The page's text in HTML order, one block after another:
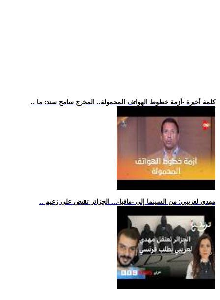
.. كلمة أخيرة -أزمة خطوط الهواتف المحمولة.. المخرج سامح سند: ما
.. مهدي لعريبي: من السينما إلى -مافيا-... الجزائر تقبض على زعيم